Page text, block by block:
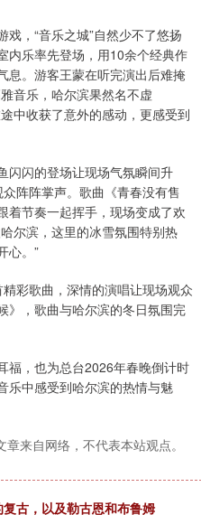
，“音乐之城”自然少不了悠扬
内乐率先登场，用10余个经典作
息。游客王蒙在听完演出后难掩
音乐，哈尔滨果然名不虚
中收获了意外的感动，更感受到
闪闪的登场让现场气氛瞬间升
阵阵掌声。歌曲《青春没有售
着节奏一起挥手，现场变成了欢
尔滨，这里的冰雪氛围特别热
心。”
彩歌曲，深情的演唱让现场观众
》，歌曲与哈尔滨的冬日氛围完
福，也为总台2026年春晚倒计时
乐中感受到哈尔滨的热情与魅
来自网络，不代表本站观点。
古，以及勒古恩和布鲁姆